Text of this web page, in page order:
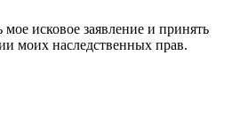
исковое заявление и принять
моих наследственных прав.